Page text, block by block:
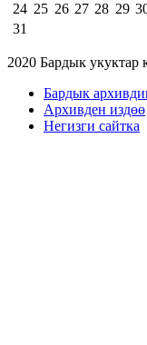
24 25 26 27 28 29
31
2020 Бардык
Бардык
Архивден издөө
Негизги сайтка